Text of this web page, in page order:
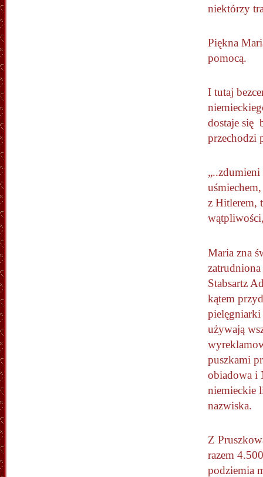
niektórzy
Piękna
pomocą.
I tutaj
dostaje się
przechodzi
z Hitlerem,
Maria zna
Stabsartz
kątem
używają
puszkami
obiadowa i
niemieckie
nazwiska.
Z
razem
podziemia